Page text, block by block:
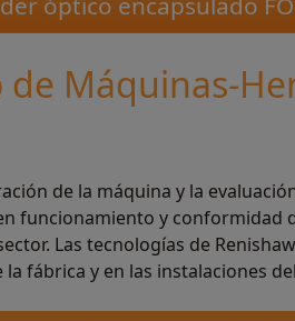
Máquinas-
de la máquina y la
funcionamiento y conformidad
Las tecnologías de
la fábrica y en las instalaciones